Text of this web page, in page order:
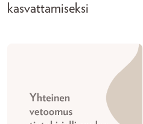
kasvattamiseksi